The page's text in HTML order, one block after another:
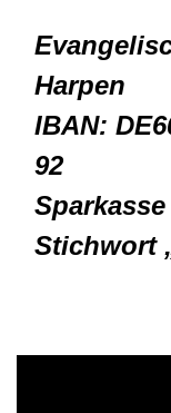
Harpen
IBAN:
92
Stichwort